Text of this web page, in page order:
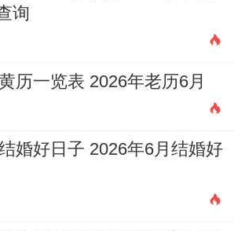
询
历一览表 2026年老历6月
婚好日子 2026年6月结婚好